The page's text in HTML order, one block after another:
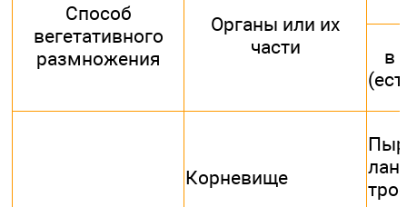
Способ
вегетативного
размножения
Органы или их
части
в
Корневище